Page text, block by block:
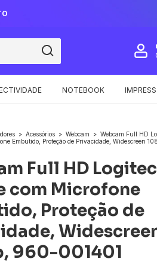
NOTEBOOK
> Acessórios > Webcam > Webcam Full HD
Embutido, Proteção de Privacidade, Widescreen
Full HD
com Microfone
Proteção de
960-001401